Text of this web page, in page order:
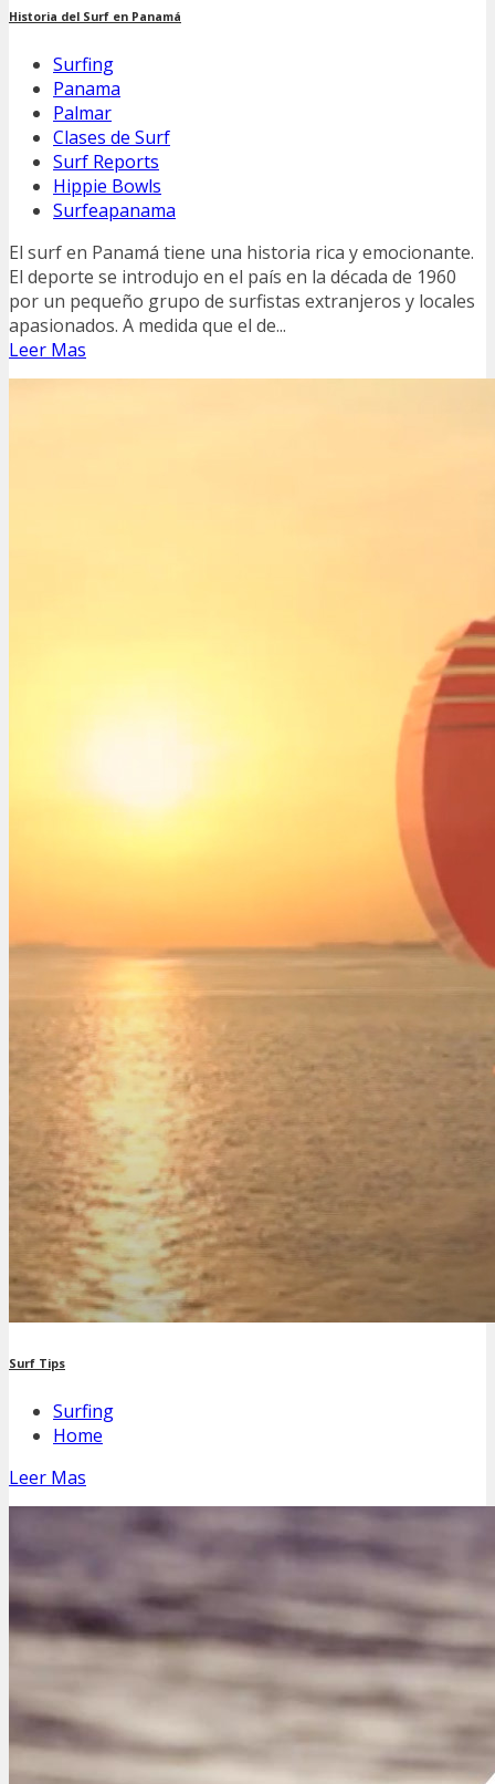
Historia del Surf en Panamá
Surfing
Panama
Palmar
Clases de Surf
Surf Reports
Hippie Bowls
Surfeapanama
El surf en Panamá tiene una historia rica y emocionante.
El deporte se introdujo en el país en la década de 1960
por un pequeño grupo de surfistas extranjeros y locales
apasionados. A medida que el de...
Leer Mas
Surf Tips
Surfing
Home
Leer Mas